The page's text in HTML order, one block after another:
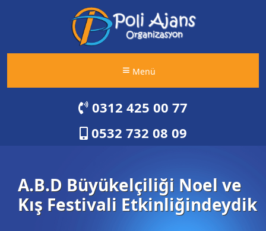
Menü
0312 425 00 77
0532 732 08 09
A.B.D Büyükelçiliği Noel ve
Kış Festivali Etkinliğindeydik